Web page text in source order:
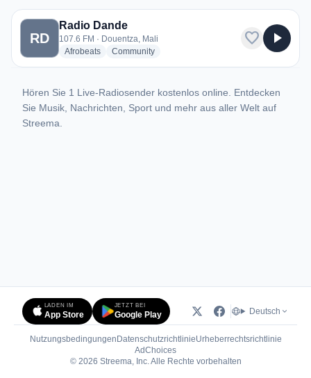
1 Radiosender aus Douentza
RD
Radio Dande
107.6 FM · Douentza, Mali
Afrobeatsradio stations
Communityradio stations
favorite play_arrow
Hören Sie 1 Live-Radiosender kostenlos online. Entdecken
Sie Musik, Nachrichten, Sport und mehr aus aller Welt auf
Streema.
LADEN IM
App Store
JETZT BEI
Google Play Deutsch
Nutzungsbedingungen DatenschutzrichtlinieUrheberrechtsrichtlinie
AdChoices(öffnet in neuem Tab)
© 2026 Streema, Inc. Alle Rechte vorbehalten